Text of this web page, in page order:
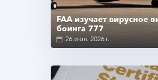
FAA изучает вирусное
боинга 777
26 июн. 2026 г.